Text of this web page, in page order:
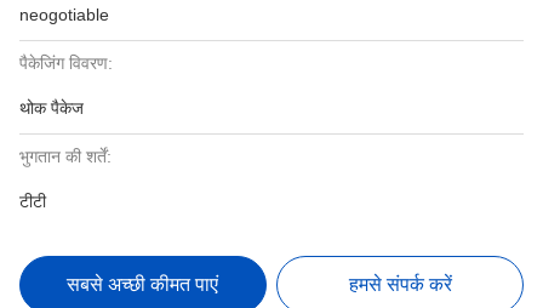
neogotiable
पैकेजिंग विवरण:
थोक पैकेज
भुगतान की शर्तें:
टीटी
सबसे अच्छी कीमत पाएं हमसे संपर्क करें